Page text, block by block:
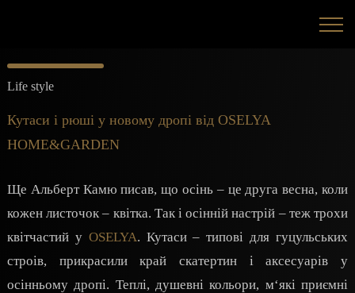
Life style
Кутаси і рюші у новому дропі від OSELYA
HOME&GARDEN
Ще Альберт Камю писав, що осінь – це друга весна, коли
кожен листочок – квітка. Так і осінній настрій – теж трохи
квітчастий уOSELYA. Кутаси – типові для гуцульських
строів, прикрасили край скатертин і аксесуарів у
осінньому дропі. Теплі, душевні кольори, м‘які приємні